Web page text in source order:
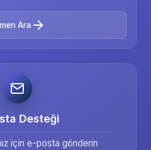
Ara
Desteği
için e-posta gönderin